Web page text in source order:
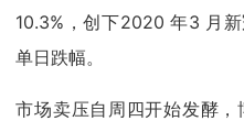
10.3%，创下2020 年3 月
单日跌幅。
市场卖压自周四开始发酵